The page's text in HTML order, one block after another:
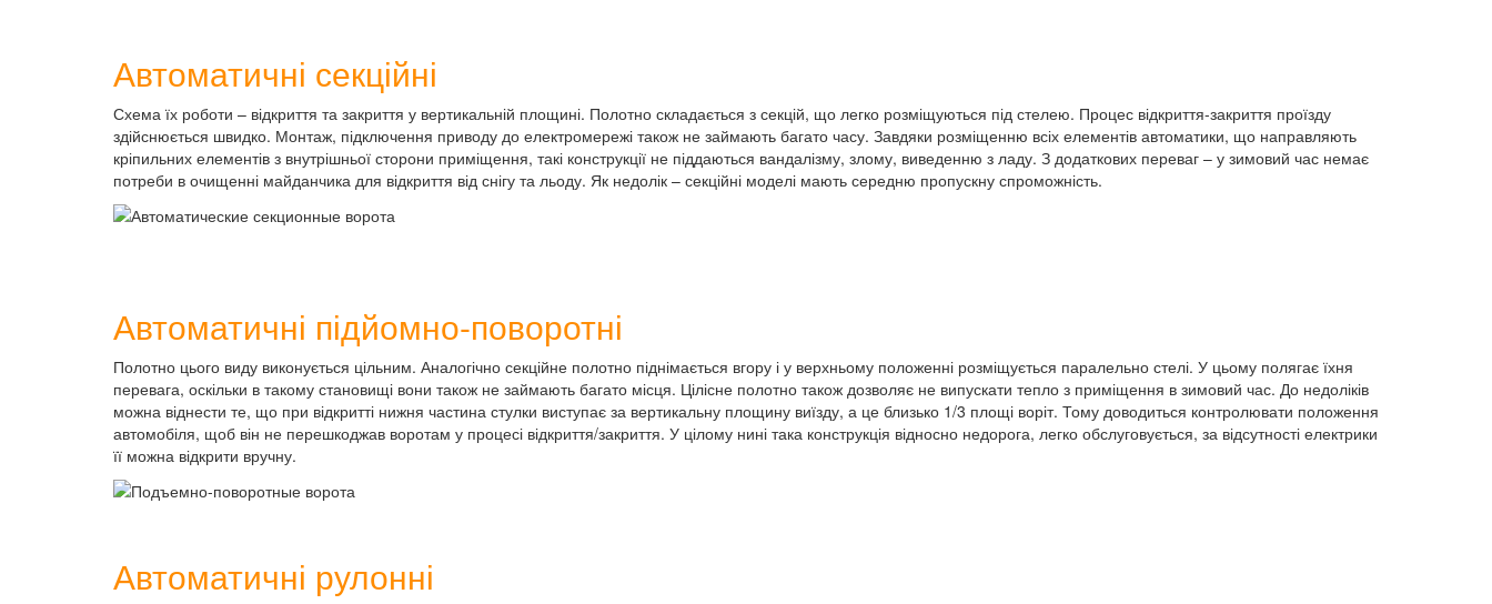
Автоматичні секційні
Схема їх роботи – відкриття та закриття у вертикальній площині. Полотно складається з секцій, що легко розміщуються під стелею. Процес відкриття-закриття проїзду
здійснюється швидко. Монтаж, підключення приводу до електромережі також не займають багато часу. Завдяки розміщенню всіх елементів автоматики, що направляють
кріпильних елементів з внутрішньої сторони приміщення, такі конструкції не піддаються вандалізму, злому, виведенню з ладу. З додаткових переваг – у зимовий час немає
потреби в очищенні майданчика для відкриття від снігу та льоду. Як недолік – секційні моделі мають середню пропускну спроможність.
Автоматичні підйомно-поворотні
Полотно цього виду виконується цільним. Аналогічно секційне полотно піднімається вгору і у верхньому положенні розміщується паралельно стелі. У цьому полягає їхня
перевага, оскільки в такому становищі вони також не займають багато місця. Цілісне полотно також дозволяє не випускати тепло з приміщення в зимовий час. До недоліків
можна віднести те, що при відкритті нижня частина стулки виступає за вертикальну площину виїзду, а це близько 1/3 площі воріт. Тому доводиться контролювати положення
автомобіля, щоб він не перешкоджав воротам у процесі відкриття/закриття. У цілому нині така конструкція відносно недорога, легко обслуговується, за відсутності електрики
її можна відкрити вручну.
Автоматичні рулонні